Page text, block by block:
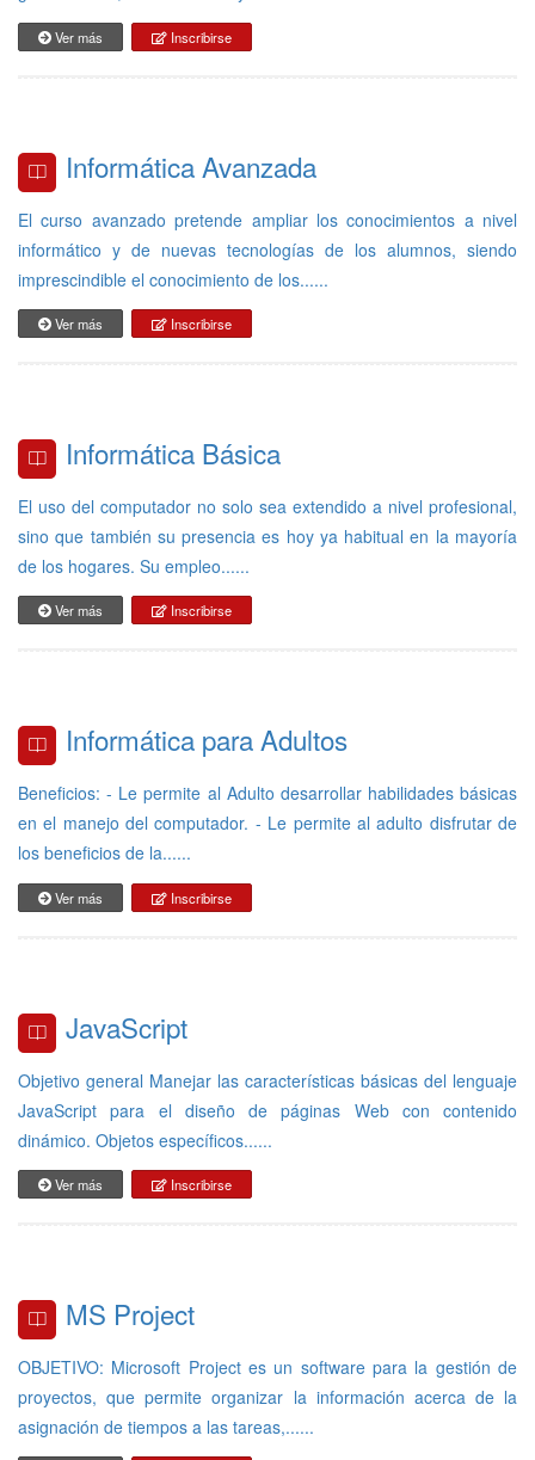
Ver más Inscribirse
Informática Avanzada
El curso avanzado pretende ampliar los conocimientos a nivel
informático y de nuevas tecnologías de los alumnos, siendo
imprescindible el conocimiento de los......
Ver más Inscribirse
Informática Básica
El uso del computador no solo sea extendido a nivel profesional,
sino que también su presencia es hoy ya habitual en la mayoría
de los hogares. Su empleo......
Ver más Inscribirse
Informática para Adultos
Beneficios: - Le permite al Adulto desarrollar habilidades básicas
en el manejo del computador. - Le permite al adulto disfrutar de
los beneficios de la......
Ver más Inscribirse
JavaScript
Objetivo general Manejar las características básicas del lenguaje
JavaScript para el diseño de páginas Web con contenido
dinámico. Objetos específicos......
Ver más Inscribirse
MS Project
OBJETIVO: Microsoft Project es un software para la gestión de
proyectos, que permite organizar la información acerca de la
asignación de tiempos a las tareas,......